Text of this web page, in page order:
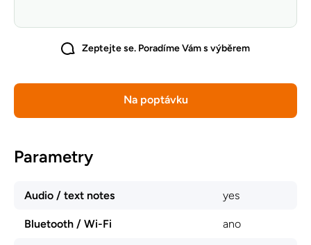
Zeptejte se. Poradíme Vám s výběrem
Na poptávku
Parametry
Audio / text notes yes
Bluetooth / Wi-Fi ano